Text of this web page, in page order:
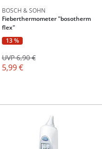
BOSCH & SOHN
Fieberthermometer "bosotherm
flex"
13 %
5,99 €
UVP 6,90 €